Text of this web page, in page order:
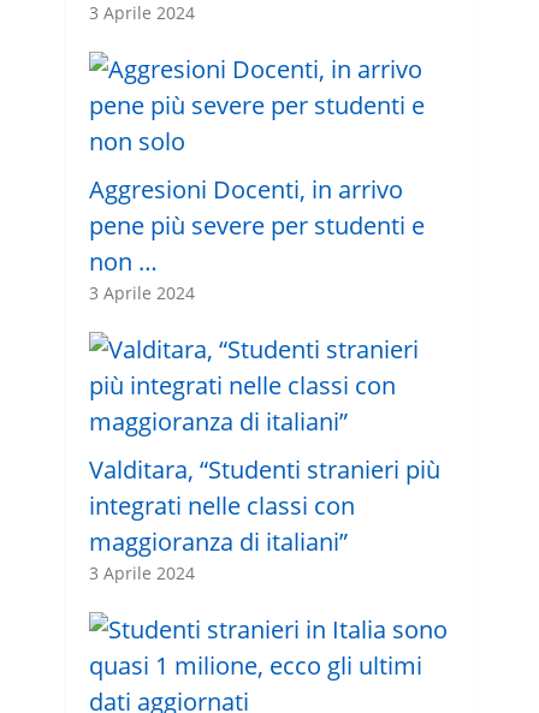
3 Aprile 2024
Aggresioni Docenti, in arrivo
pene più severe per studenti e
non …
3 Aprile 2024
Valditara, “Studenti stranieri più
integrati nelle classi con
maggioranza di italiani”
3 Aprile 2024